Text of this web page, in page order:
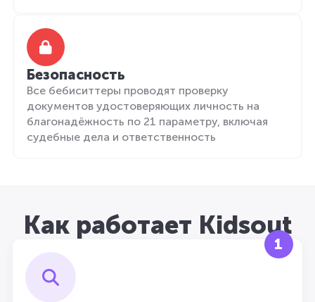
Безопасность
Все бебиситтеры проводят проверку
документов удостоверяющих личность на
благонадёжность по 21 параметру, включая
судебные дела и ответственность
Как работает Kidsout
1